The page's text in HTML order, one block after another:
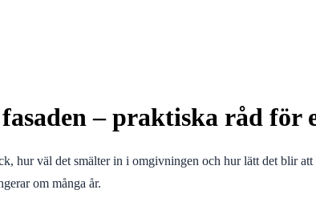
– praktiska råd för
hur väl det smälter in i omgivningen och hur lätt det blir
om många år.